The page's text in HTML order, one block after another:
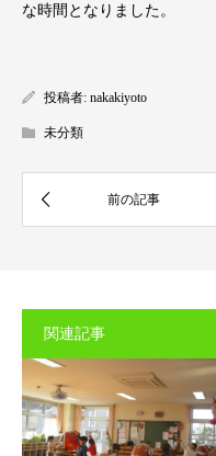
な時間となりました。
投稿者: nakakiyoto
未分類
関連記事